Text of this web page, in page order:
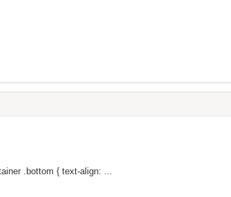
.bottom { text-align: ...